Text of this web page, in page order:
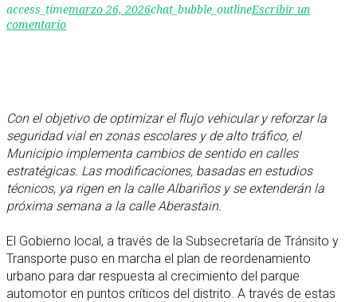
access_timemarzo 26, 2026chat_bubble_outlineEscribir un
comentario
Con el objetivo de optimizar el flujo vehicular y reforzar la
seguridad vial en zonas escolares y de alto tráfico, el
Municipio implementa cambios de sentido en calles
estratégicas. Las modificaciones, basadas en estudios
técnicos, ya rigen en la calle Albariños y se extenderán la
próxima semana a la calle Aberastain.
El Gobierno local, a través de la Subsecretaría de Tránsito y
Transporte puso en marcha el plan de reordenamiento
urbano para dar respuesta al crecimiento del parque
automotor en puntos críticos del distrito. A través de estas